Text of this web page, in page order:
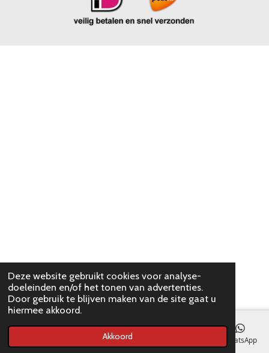
Deze website gebruikt cookies voor analyse-
doeleinden en/of het tonen van advertenties.
Door gebruik te blijven maken van de site gaat u
hiermee akkoord.
Akkoord
E-mailadres WhatsApp